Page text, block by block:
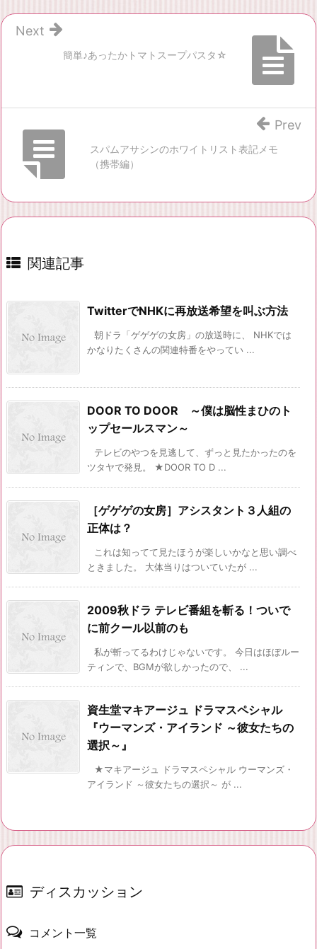
簡単♪あったかトマトスープパスタ☆
Next
スパムアサシンのホワイトリスト表記メモ
（携帯編）
Prev
関連記事
TwitterでNHKに再放送希望を叫ぶ方法
朝ドラ「ゲゲゲの女房」の放送時に、 NHKでは
かなりたくさんの関連特番をやってい ...
DOOR TO DOOR ～僕は脳性まひのト
ップセールスマン～
テレビのやつを見逃して、ずっと見たかったのを
ツタヤで発見。 ★DOOR TO D ...
［ゲゲゲの女房］アシスタント３人組の
正体は？
これは知ってて見たほうが楽しいかなと思い調べ
ときました。 大体当りはついていたが ...
2009秋ドラ テレビ番組を斬る！ついで
に前クール以前のも
私が斬ってるわけじゃないです。 今日はほぼルー
ティンで、BGMが欲しかったので、 ...
資生堂マキアージュ ドラマスペシャル
『ウーマンズ・アイランド ～彼女たちの
選択～』
★マキアージュ ドラマスペシャル ウーマンズ・
アイランド ～彼女たちの選択～ が ...
ディスカッション
コメント一覧